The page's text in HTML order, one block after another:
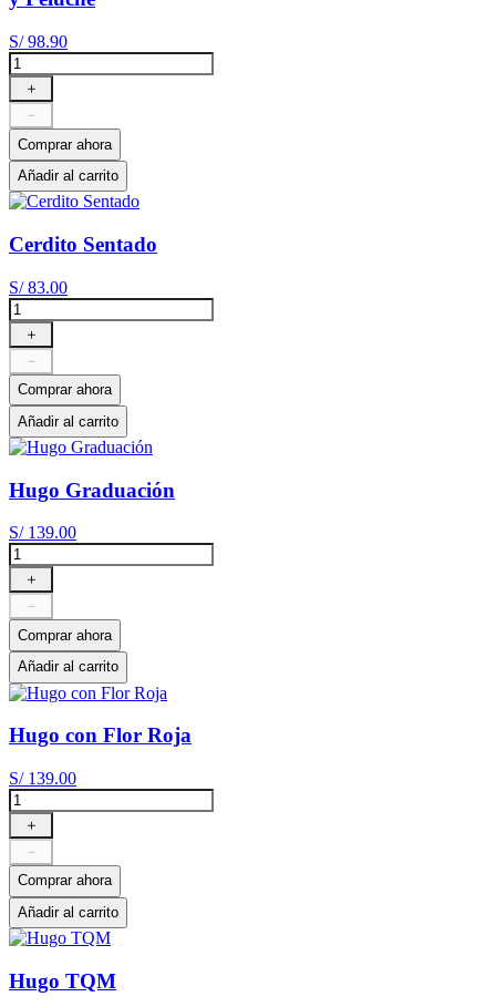
S/ 98.90
＋
－
Comprar ahora
Añadir al carrito
Cerdito Sentado
S/ 83.00
＋
－
Comprar ahora
Añadir al carrito
Hugo Graduación
S/ 139.00
＋
－
Comprar ahora
Añadir al carrito
Hugo con Flor Roja
S/ 139.00
＋
－
Comprar ahora
Añadir al carrito
Hugo TQM